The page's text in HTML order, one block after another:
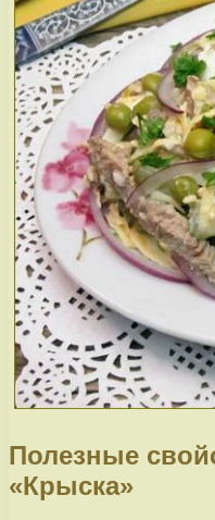
Полезные
«Крыска»